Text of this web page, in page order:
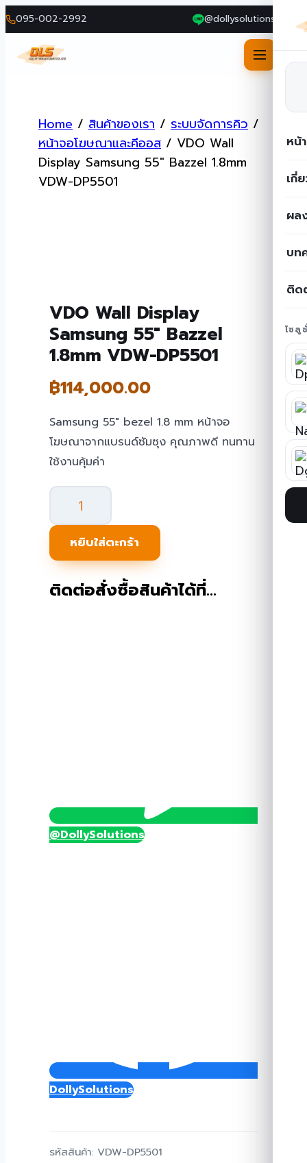
095-002-2992 @dollysolutions
หน้
เกี่
ผล
บท
ติด
โซลู
contentHome / สินค้าของเรา / ระบบจัดการคิว /
หน้าจอโฆษณาและคีออส / VDO Wall
Display Samsung 55″ Bazzel 1.8mm
VDW-DP5501
VDO Wall Display
Samsung 55″ Bazzel
1.8mm VDW-DP5501
฿114,000.00
Samsung 55″ bezel 1.8 mm หน้าจอ
โฆษณาจากแบรนด์ซัมซุง คุณภาพดี ทนทาน
ใช้งานคุ้มค่า
จำนวน
Wall
Display
Samsung
55"
หยิบใส่ตะกร้า
ติดต่อสั่งซื้อสินค้าได้ที่…
@DollySolutions
DollySolutions
รหัสสินค้า: VDW-DP5501